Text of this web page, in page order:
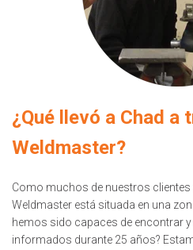
¿Qué llevó a Chad a
Weldmaster?
Como muchos de nuestros clientes
Weldmaster está situada en una
hemos sido capaces de encontrar
informados durante 25 años?